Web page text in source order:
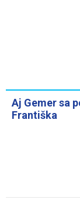
Aj Gemer sa
Františka